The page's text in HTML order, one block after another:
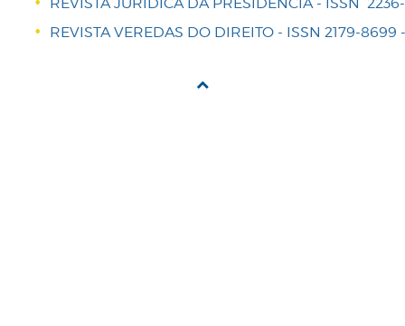
REVISTA VEREDAS DO DIREITO - ISSN 2179-8699